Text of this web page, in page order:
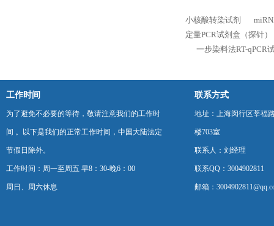
小核酸转染试剂
定量PCR试剂盒（探针）
一步染料法RT-qPCR
工作时间
为了避免不必要的等待，敬请注意我们的工作时
间 。以下是我们的正常工作时间，中国大陆法定
节假日除外。
工作时间：周一至周五 早8：30-晚6：00
周日、周六休息
联系方式
地址：上海闵行区莘福
楼703室
联系人：刘经理
联系QQ：3004902811
邮箱：